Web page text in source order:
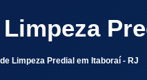
Limpeza Predial em Itaboraí - RJ